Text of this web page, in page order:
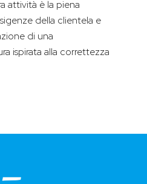
attività è la piena
della clientela e
di una
ispirata alla correttezza